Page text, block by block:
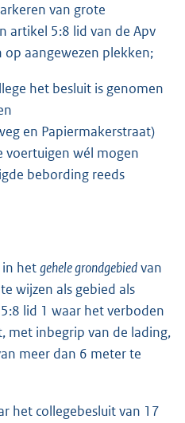
van grote
artikel 5:8 lid van de Apv
aangewezen plekken;
het besluit is genomen
en Papiermakerstraat)
voertuigen wél mogen
bebording reeds
in hetgehele grondgebiedvan
wijzen als gebied als
lid 1 waar het verboden
met inbegrip van de lading,
meer dan 6 meter te
het collegebesluit van 17